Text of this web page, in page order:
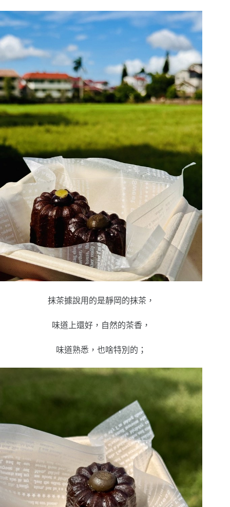
抹茶據說用的是靜岡的抹茶，
味道上還好，自然的茶香，
味道熟悉，也啥特別的；